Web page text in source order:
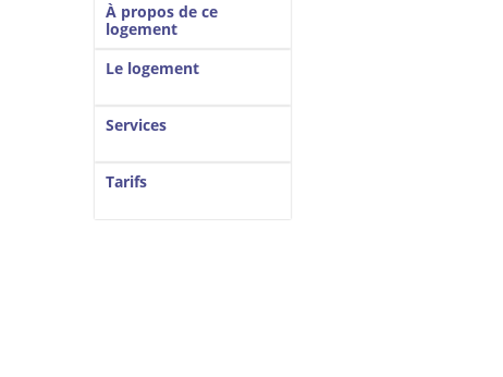
À propos de ce
logement
Le logement
Services
Tarifs